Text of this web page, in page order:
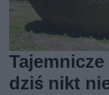
dziś nikt